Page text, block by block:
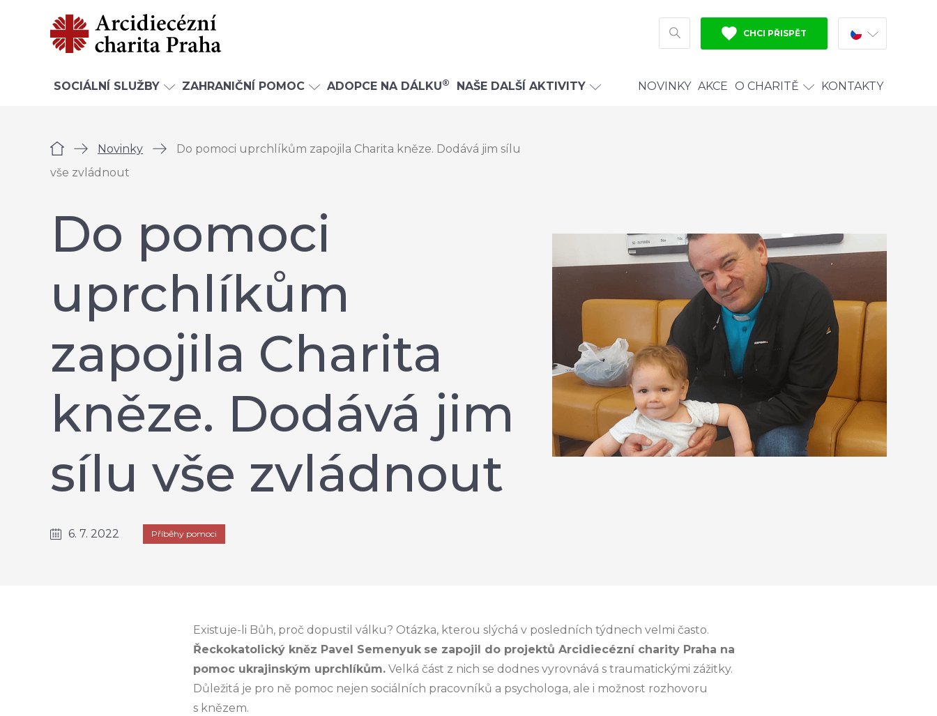
HLEDAT CHCI PŘISPĚT
SOCIÁLNÍ SLUŽBY ZAHRANIČNÍ POMOC ADOPCE NA DÁLKU® NAŠE DALŠÍ AKTIVITY NOVINKY AKCE O CHARITĚ KONTAKTY
Úvod Novinky
Do pomoci uprchlíkům zapojila Charita kněze. Dodává jim sílu
vše zvládnout
Do pomoci
uprchlíkům
zapojila Charita
kněze. Dodává jim
sílu vše zvládnout
6. 7. 2022 Příběhy pomoci
Existuje-li Bůh, proč dopustil válku? Otázka, kterou slýchá v posledních týdnech velmi často.
Řeckokatolický kněz Pavel Semenyuk se zapojil do projektů Arcidiecézní charity Praha na
pomoc ukrajinským uprchlíkům. Velká část z nich se dodnes vyrovnává s traumatickými zážitky.
Důležitá je pro ně pomoc nejen sociálních pracovníků a psychologa, ale i možnost rozhovoru
s knězem.